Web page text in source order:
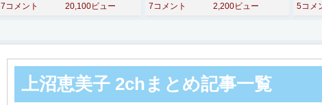
7コメント
20,100ビュー 7コメント 2,200ビュー 5コメ
上沼恵美子 2chまとめ記事一覧